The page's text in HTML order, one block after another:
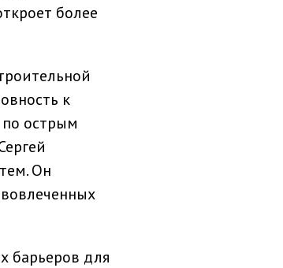
более
к
острым
Он
барьеров для